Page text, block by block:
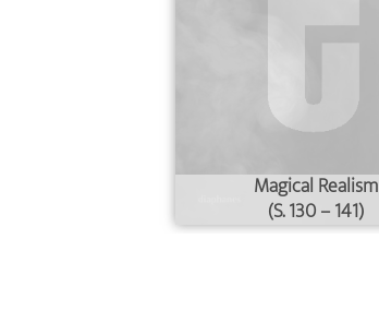
Magical Realism
(S. 130 – 141)